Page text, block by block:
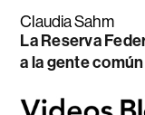
Claudia Sahm
La Reserva
a la gente común